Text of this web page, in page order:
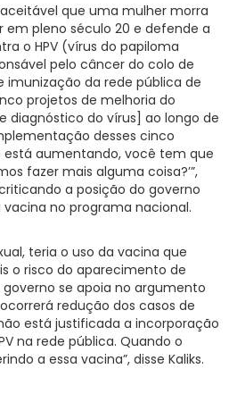
que uma mulher morra
em pleno século 20 e defende a
o HPV (vírus do papiloma
pelo câncer do colo de
imunização da rede pública de
projetos de melhoria do
diagnóstico do vírus] ao longo de
desses cinco
está aumentando, você tem que
fazer mais alguma coisa?’”,
a posição do governo
no programa nacional.
teria o uso da vacina que
o risco do aparecimento de
se apoia no argumento
redução dos casos de
está justificada a incorporação
na rede pública. Quando o
a essa vacina”, disse Kaliks.